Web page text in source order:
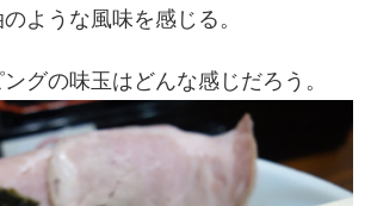
ような風味を感じる。
グの味玉はどんな感じだろう。